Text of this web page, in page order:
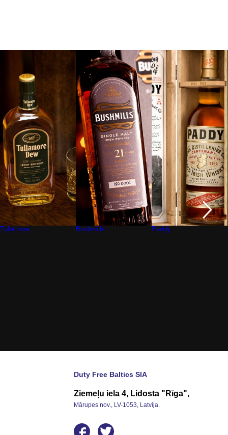
Tullamore Bushmills Paddy
Duty Free Baltics SIA
Ziemeļu iela 4, Lidosta "Rīga",
Mārupes nov., LV-1053, Latvija.